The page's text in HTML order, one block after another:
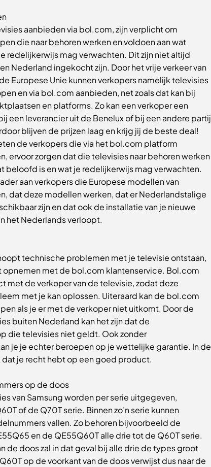
aanbieden via bol.com, zijn verplicht om
die naar behoren werken en voldoen aan wat
redelijkerwijs mag verwachten. Dit zijn niet altijd
Nederland ingekocht zijn. Door het vrije verkeer van
Europese Unie kunnen verkopers namelijk televisies
en via bol.com aanbieden, net zoals dat kan bij
en platforms. Zo kan een verkoper een
een leverancier uit de Benelux of bij een andere partij
blijven de prijzen laag en krijg jij de beste deal!
de verkopers die via het bol.com platform
ervoor zorgen dat die televisies naar behoren werken
beloofd is en wat je redelijkerwijs mag verwachten.
aan verkopers die Europese modellen van
dat deze modellen werken, dat er Nederlandstalige
zijn en dat ook de installatie van je nieuwe
het Nederlands verloopt.
technische problemen met je televisie ontstaan,
opnemen met de bol.com klantenservice. Bol.com
met de verkoper van de televisie, zodat deze
met je kan oplossen. Uiteraard kan de bol.com
als je er met de verkoper niet uitkomt. Door de
buiten Nederland kan het zijn dat de
die televisies niet geldt. Ook zonder
je je echter beroepen op je wettelijke garantie. In de
je recht hebt op een goed product.
op de doos
van Samsung worden per serie uitgegeven,
of de Q70T serie. Binnen zo’n serie kunnen
vallen. Zo behoren bijvoorbeeld de
en de QE55Q60T alle drie tot de Q60T serie.
de doos zal in dat geval bij alle drie de types groot
op de voorkant van de doos verwijst dus naar de